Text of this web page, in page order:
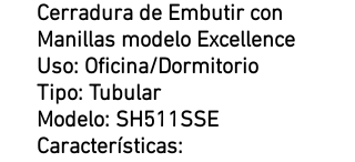
Cerradura de Embutir con
Manillas modelo Excellence
Uso: Oficina/Dormitorio
Tipo: Tubular
Modelo: SH511SSE
Características: